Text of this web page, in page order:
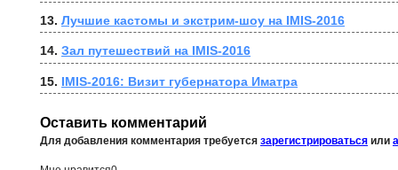
13. Лучшие кастомы и экстрим-шоу на IMIS-2016
14. Зал путешествий на IMIS-2016
15. IMIS-2016: Визит губернатора Иматра
Оставить комментарий
Для добавления комментария требуется зарегистрироваться или